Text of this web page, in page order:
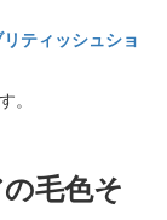
リティッシュショ
。
毛色そ